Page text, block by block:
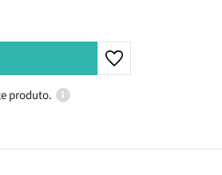
produto.